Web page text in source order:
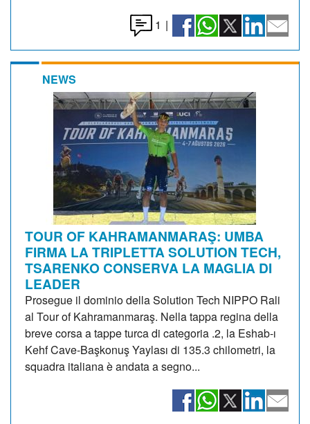
1 |
NEWS
TOUR OF KAHRAMANMARAŞ: UMBA
FIRMA LA TRIPLETTA SOLUTION TECH,
TSARENKO CONSERVA LA MAGLIA DI
LEADER
Prosegue il dominio della Solution Tech NIPPO Rali
al Tour of Kahramanmaraş. Nella tappa regina della
breve corsa a tappe turca di categoria .2, la Eshab-ı
Kehf Cave-Başkonuş Yaylası di 135.3 chilometri, la
squadra italiana è andata a segno...